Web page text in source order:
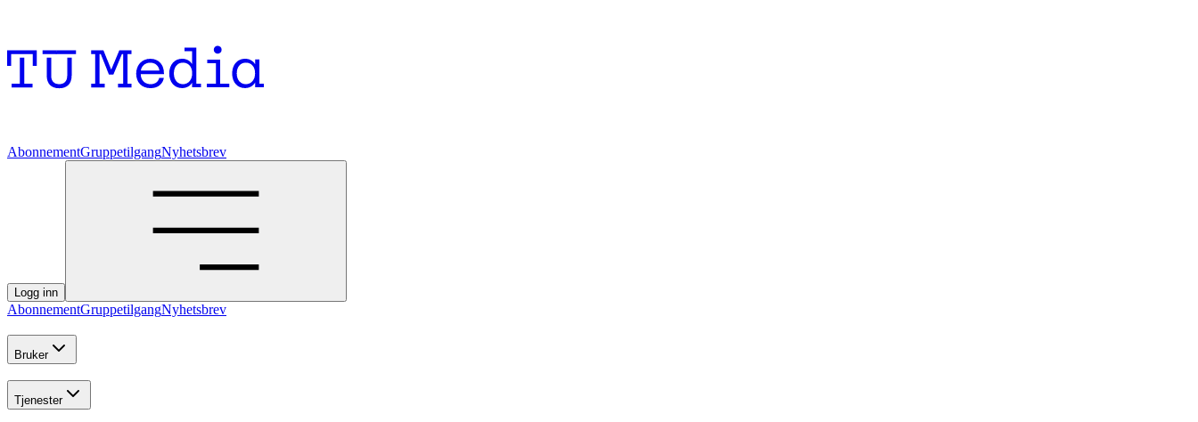
AbonnementGruppetilgangNyhetsbrev
Logg inn
AbonnementGruppetilgangNyhetsbrev
Bruker
Tjenester